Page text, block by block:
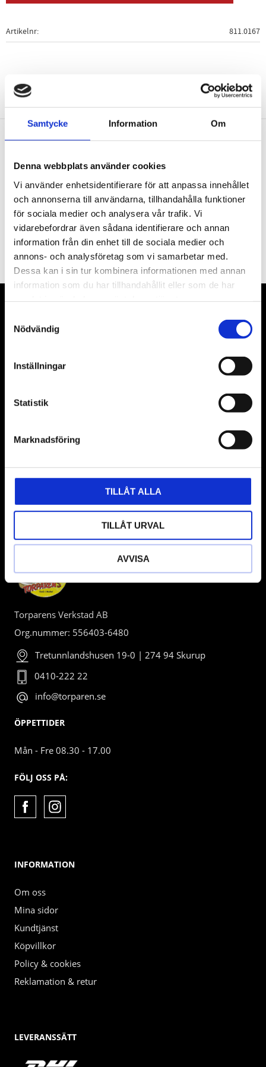
Samtycke Information Om
Denna webbplats använder cookies
Vi använder enhetsidentifierare för att anpassa innehållet
och annonserna till användarna, tillhandahålla funktioner
för sociala medier och analysera vår trafik. Vi
vidarebefordrar även sådana identifierare och annan
information från din enhet till de sociala medier och
annons- och analysföretag som vi samarbetar med.
Dessa kan i sin tur kombinera informationen med annan
information som du har tillhandahållit eller som de har
Nödvändig
Inställningar
Statistik
Marknadsföring
TILLÅT ALLA
TILLÅT URVAL
AVVISA
Artikelnr 811.0167
Nyhetsbrev
PRENUMERERA
Dina personuppgifter behandlas i enlighet med vårintegritetspolicy
Våra främsta leverantörer är KS Tools verktyg, ATH billyftar
& däckmaskiner och Master luftmaskiner. Kontakta oss
gärna om vad som helst då vi gör vårt yttersta för att hjälpa
Torparens Verkstad AB
Org.nummer: 556403-6480
Tretunnlandshusen 19-0 | 274 94 Skurup
0410-222 22
info@torparen.se
ÖPPETTIDER
Mån - Fre 08.30 - 17.00
FÖLJ OSS PÅ:
INFORMATION
Om oss
Mina sidor
Kundtjänst
Köpvillkor
Policy & cookies
Reklamation & retur
LEVERANSSÄTT